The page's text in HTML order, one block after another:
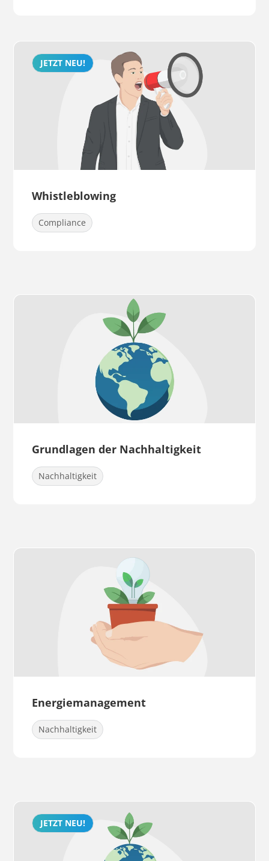
JETZT NEU!
Whistleblowing
Compliance
Grundlagen der Nachhaltigkeit
Nachhaltigkeit
Energiemanagement
Nachhaltigkeit
JETZT NEU!